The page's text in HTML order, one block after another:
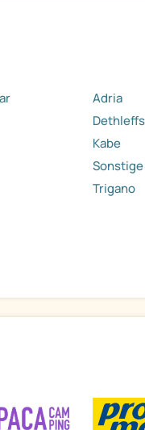
Adria
Dethleffs
Kabe
Sonstige
Trigano